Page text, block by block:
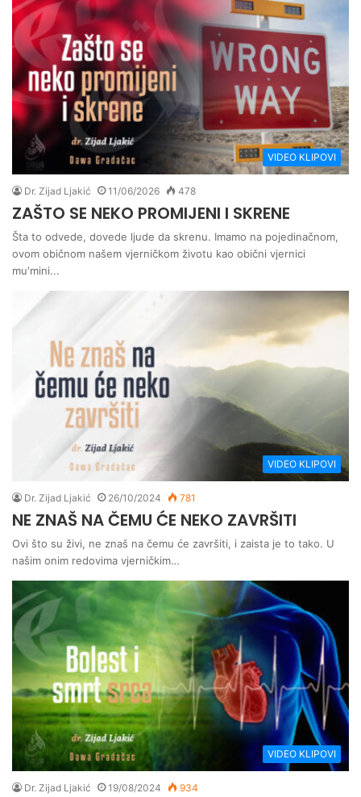
VIDEO KLIPOVI
Dr. Zijad Ljakić 11/06/2026 478
ZAŠTO SE NEKO PROMIJENI I SKRENE
Šta to odvede, dovede ljude da skrenu. Imamo na pojedinačnom,
ovom običnom našem vjerničkom životu kao obični vjernici
mu'mini...
VIDEO KLIPOVI
Dr. Zijad Ljakić 26/10/2024 781
NE ZNAŠ NA ČEMU ĆE NEKO ZAVRŠITI
Ovi što su živi, ne znaš na čemu će završiti, i zaista je to tako. U
našim onim redovima vjerničkim…
VIDEO KLIPOVI
Dr. Zijad Ljakić 19/08/2024 934